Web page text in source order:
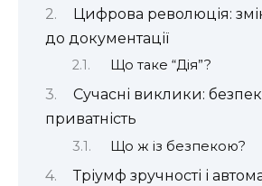
Цифрова революція:
до документації
Що таке “Дія”?
Сучасні виклики:
приватність
Що ж із безпекою?
Тріумф зручності і